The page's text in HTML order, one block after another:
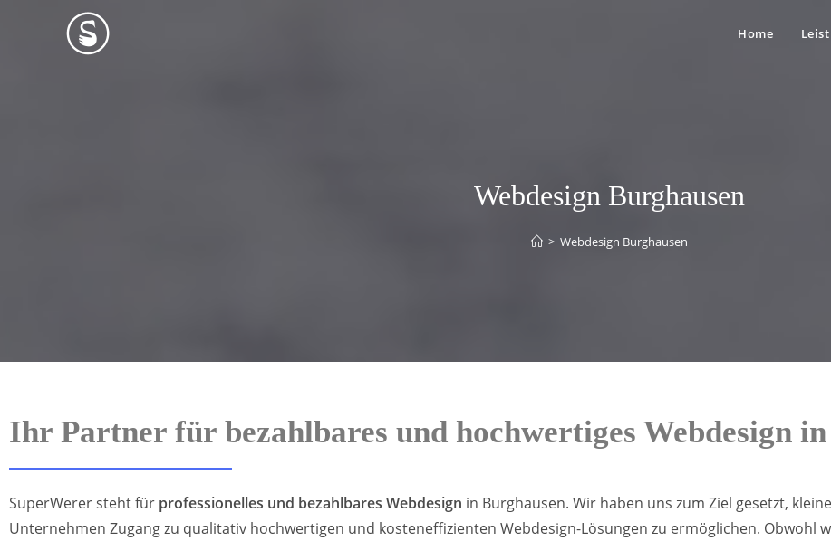
Home
Webdesign Burghausen
> Webdesign Burghausen
Ihr Partner für bezahlbares und hochwertiges Webdesign
SuperWerer steht für professionelles und bezahlbares Webdesign in Burghausen. Wir haben uns zum Ziel gesetzt,
Unternehmen Zugang zu qualitativ hochwertigen und kosteneffizienten Webdesign-Lösungen zu ermöglichen. Obwohl